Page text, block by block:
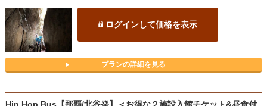
ログインして価格を表示
プランの詳細を見る